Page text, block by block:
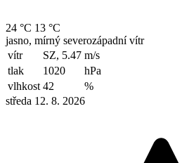
24 °C 13 °C
jasno, mírný severozápadní vítr
vítr
SZ, 5.47 m/s
tlak
1020
hPa
vlhkost 42
%
středa 12. 8. 2026